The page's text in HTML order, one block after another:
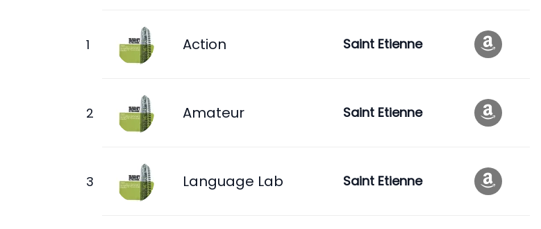
Action Saint Etienne
Amateur Saint Etienne
Language Lab Saint Etienne